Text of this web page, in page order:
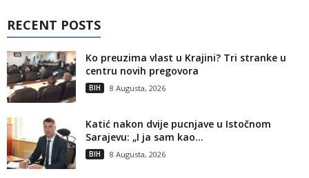
RECENT POSTS
Ko preuzima vlast u Krajini? Tri stranke u
centru novih pregovora
BIH 8 Augusta, 2026
Katić nakon dvije pucnjave u Istočnom
Sarajevu: „I ja sam kao...
BIH 8 Augusta, 2026